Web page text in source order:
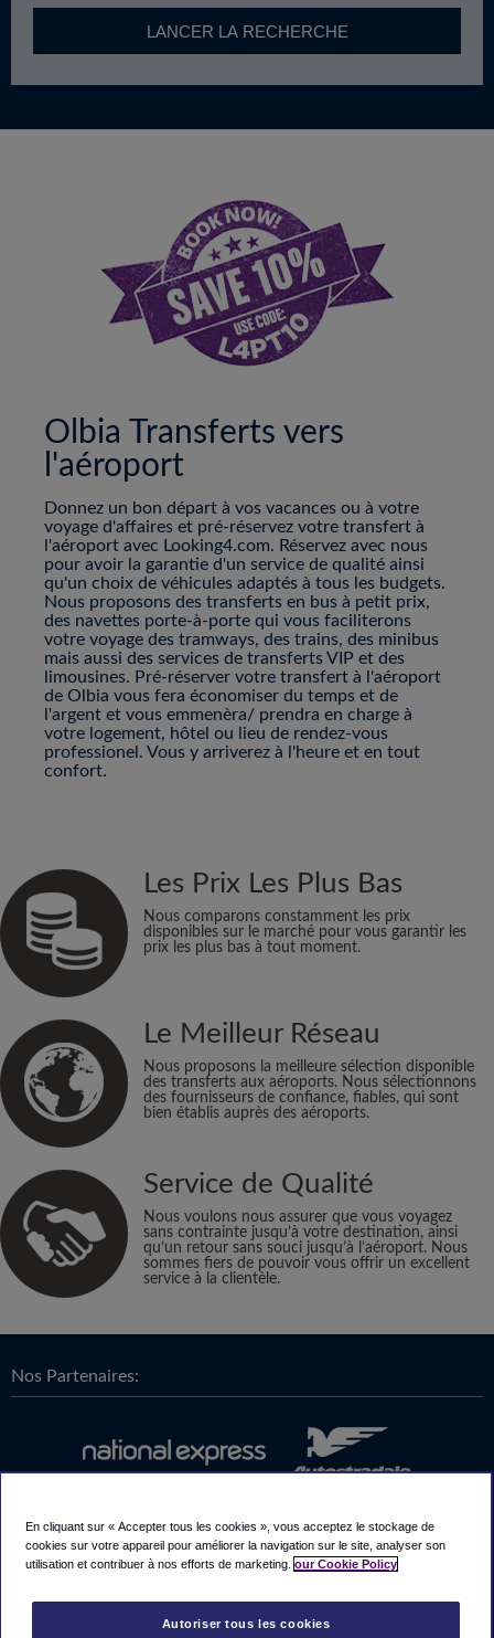
LANCER LA RECHERCHE
Olbia Transferts vers
l'aéroport
Donnez un bon départ à vos vacances ou à votre
voyage d'affaires et pré-réservez votre transfert à
l'aéroport avec Looking4.com. Réservez avec nous
pour avoir la garantie d'un service de qualité ainsi
qu'un choix de véhicules adaptés à tous les budgets.
Nous proposons des transferts en bus à petit prix,
des navettes porte-à-porte qui vous faciliterons
votre voyage des tramways, des trains, des minibus
mais aussi des services de transferts VIP et des
limousines. Pré-réserver votre transfert à l'aéroport
de Olbia vous fera économiser du temps et de
l'argent et vous emmenèra/ prendra en charge à
votre logement, hôtel ou lieu de rendez-vous
professionel. Vous y arriverez à l'heure et en tout
confort.
Les Prix Les Plus Bas
Nous comparons constamment les prix
disponibles sur le marché pour vous garantir les
prix les plus bas à tout moment.
Le Meilleur Réseau
Nous proposons la meilleure sélection disponible
des transferts aux aéroports. Nous sélectionnons
des fournisseurs de confiance, fiables, qui sont
bien établis auprès des aéroports.
Service de Qualité
Nous voulons nous assurer que vous voyagez
sans contrainte jusqu’à votre destination, ainsi
qu’un retour sans souci jusqu’à l’aéroport. Nous
sommes fiers de pouvoir vous offrir un excellent
service à la clientèle.
Nos Partenaires:
En cliquant sur « Accepter tous les cookies », vous acceptez le stockage de
cookies sur votre appareil pour améliorer la navigation sur le site, analyser son
utilisation et contribuer à nos efforts de marketing. our Cookie Policy
Autoriser tous les cookies